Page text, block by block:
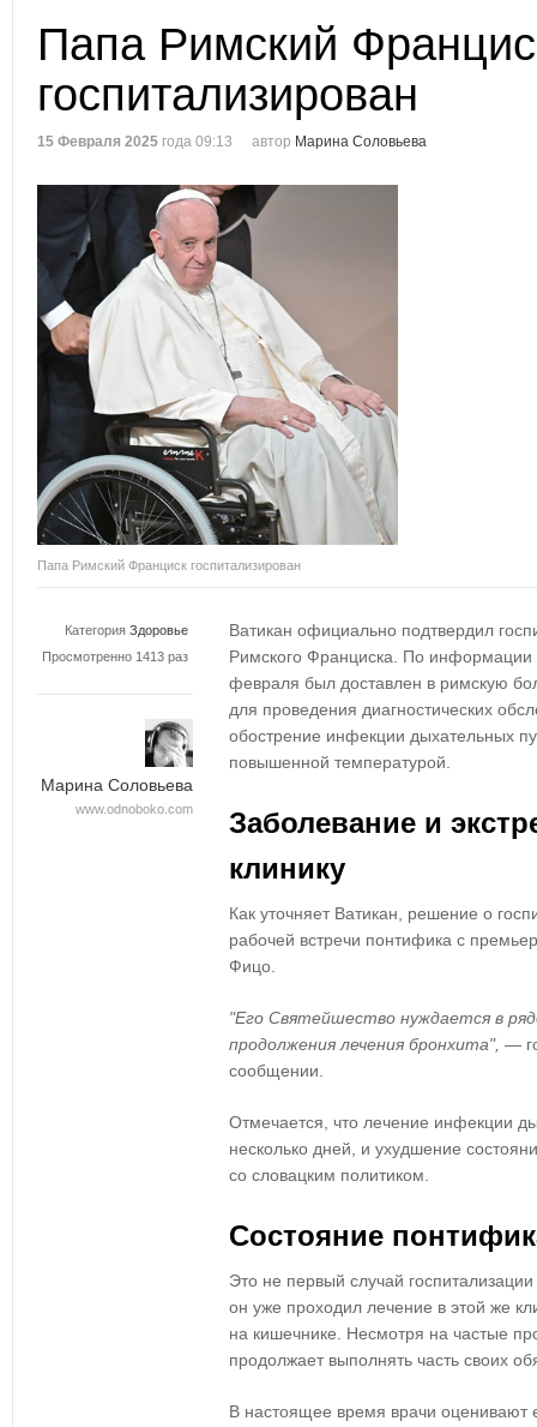
Папа Римский
госпитализирован
15 Февраля 2025 года 09:13 автор Марина Соловьева
Папа Римский Франциск госпитализирован
Категория Здоровье
Просмотренно 1413 раз
Марина Соловьева
www.odnoboko.com
Ватикан официально подтвердил
Римского Франциска.
По информации
февраля был доставлен в римскую
для проведения диагностических
обострение инфекции дыхательных
повышенной температурой.
Заболевание и
клинику
Как уточняет Ватикан, решение о
рабочей встречи понтифика с
Фицо
"Его Святейшество нуждается в
продолжения лечения бронхита", —
сообщении.
Отмечается, что лечение инфекции
несколько дней , и ухудшение
со словацким политиком
Состояние
Это не первый случай
он уже проходил лечение в этой же
на кишечнике. Несмотря на частые
продолжает выполнять часть своих
В настоящее время врачи оценивают